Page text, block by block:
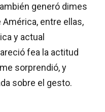
generó dimes
entre ellas,
y actual
fea la actitud
sorprendió, y
sobre el gesto.